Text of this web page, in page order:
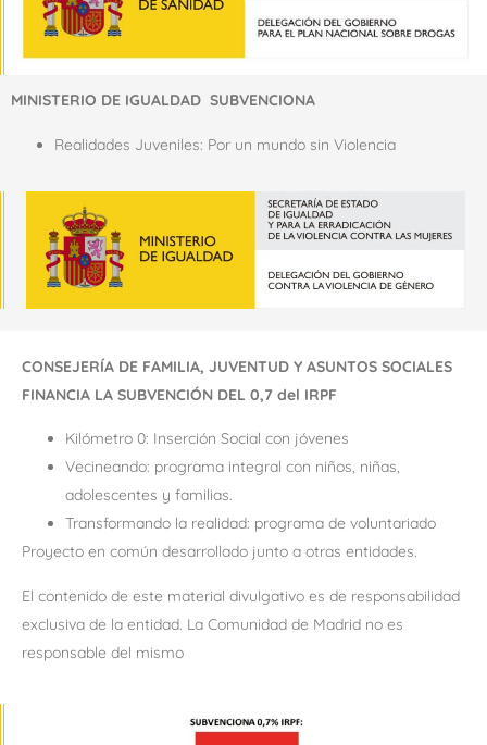
MINISTERIO DE IGUALDAD SUBVENCIONA
Realidades Juveniles: Por un mundo sin Violencia
CONSEJERÍA DE FAMILIA, JUVENTUD Y ASUNTOS SOCIALES
FINANCIA LA SUBVENCIÓN DEL 0,7 del IRPF
Kilómetro 0: Inserción Social con jóvenes
Vecineando: programa integral con niños, niñas,
adolescentes y familias.
Transformando la realidad: programa de voluntariado
Proyecto en común desarrollado junto a otras entidades.
El contenido de este material divulgativo es de responsabilidad
exclusiva de la entidad. La Comunidad de Madrid no es
responsable del mismo